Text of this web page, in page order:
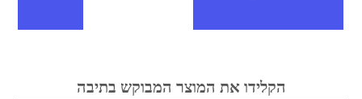
הקלידו את המוצר המבוקש בתיבה